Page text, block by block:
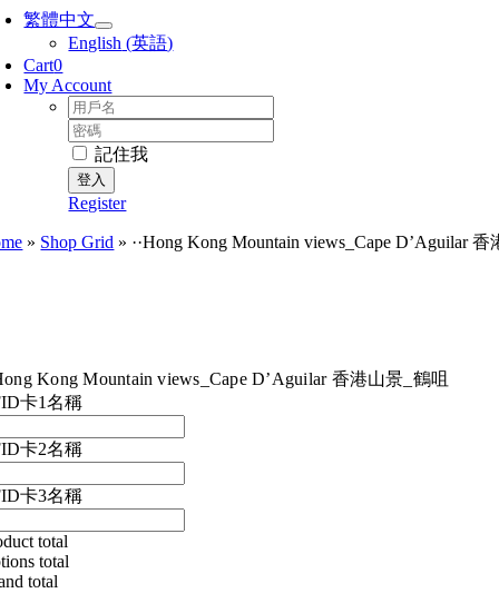
繁體中文
English (英語)
Cart0
My Account
Username:
密
碼: 記住我
Register
» Shop Grid » ··Hong Kong Mountain views_Cape D’Aguilar 香
Kong Mountain views_Cape D’Aguilar 香港山景_鶴咀
卡1名稱
卡2名稱
卡3名稱
total
total
total